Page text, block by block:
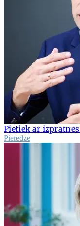
Pietiek ar
Pieredze